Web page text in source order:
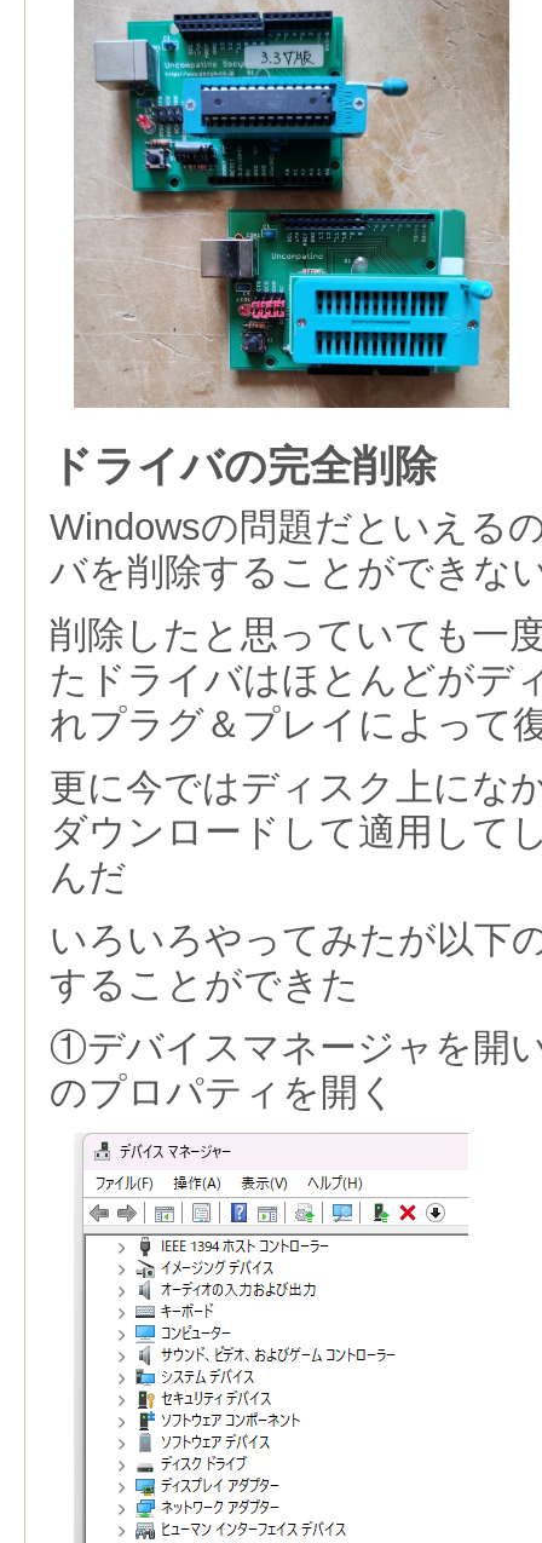
ドライバの完全削除
Windowsの問題だといえる
バを削除することができな
削除したと思っていても一
たドライバはほとんどがデ
れプラグ＆プレイによって
更に今ではディスク上にな
ダウンロードして適用して
んだ
いろいろやってみたが以下
することができた
①デバイスマネージャを開
のプロパティを開く